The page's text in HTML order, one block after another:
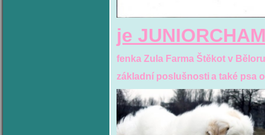
je
fenka Zula Farma Štěkot v
základní poslušnostia také psa